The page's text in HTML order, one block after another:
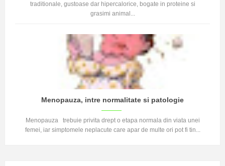
traditionale, gustoase dar hipercalorice, bogate in proteine si
grasimi animal...
Menopauza, intre normalitate si patologie
Menopauza trebuie privita drept o etapa normala din viata unei
femei, iar simptomele neplacute care apar de multe ori pot fi tin...